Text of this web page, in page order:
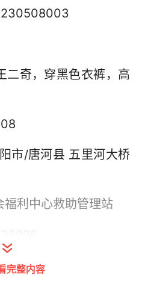
二奇，穿黑色衣裤，高
市/唐河县 五里河大桥
福利中心救助管理站
完整内容